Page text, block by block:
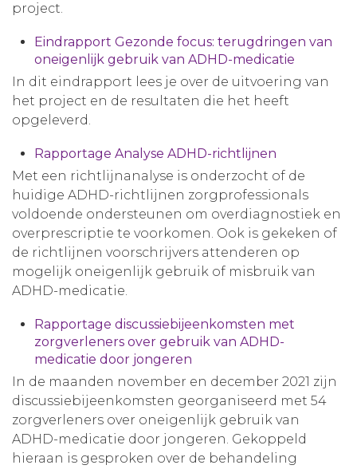
project.
Eindrapport Gezonde focus: terugdringen van
oneigenlijk gebruik van ADHD-medicatie
In dit eindrapport lees je over de uitvoering van
het project en de resultaten die het heeft
opgeleverd.
Rapportage Analyse ADHD-richtlijnen
Met een richtlijnanalyse is onderzocht of de
huidige ADHD-richtlijnen zorgprofessionals
voldoende ondersteunen om overdiagnostiek en
overprescriptie te voorkomen. Ook is gekeken of
de richtlijnen voorschrijvers attenderen op
mogelijk oneigenlijk gebruik of misbruik van
ADHD-medicatie.
Rapportage discussiebijeenkomsten met
zorgverleners over gebruik van ADHD-
medicatie door jongeren
In de maanden november en december 2021 zijn
discussiebijeenkomsten georganiseerd met 54
zorgverleners over oneigenlijk gebruik van
ADHD-medicatie door jongeren. Gekoppeld
hieraan is gesproken over de behandeling